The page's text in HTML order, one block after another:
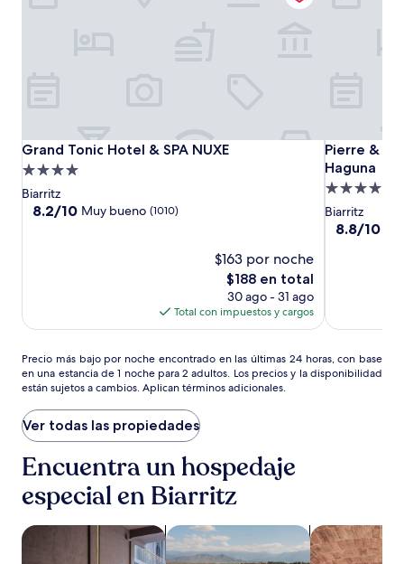
Grand
Tonic
Hotel
Grand
Tonic
Hotel
&
SPA
Grand Tonic Hotel & SPA NUXE
Grand Tonic Hotel & SPA NUXE
Propiedad
de
4.0
Biarritz
8.2
8.2/10 Muy bueno (1010)
$163 por noche
El
precio
actual
es
$188
$188 en total
30 ago - 31 ago
Total con impuestos y cargos
Pierre
&
Vacances
Résidence
premium
Pierre &
Haguna
Pierre &
Propiedad
de
4.0
Biarritz
8.8
8.8/10
Precio
más
bajo
por
noche
encontrado
en
las
últimas
24
con
Precio más bajo por noche encontrado en las últimas 24 horas, con base
en una estancia de 1 noche para 2 adultos. Los precios y la disponibilidad
están sujetos a cambios. Aplican términos adicionales.
Ver todas las propiedades
Encuentra un hospedaje
especial en Biarritz
Buscar propiedades que aceptan mascotas
Buscar propiedades con alberca
Buscar